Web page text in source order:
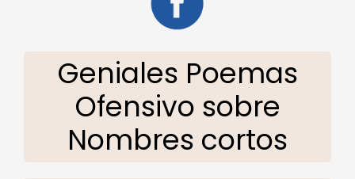
Geniales Poemas
Ofensivo sobre
Nombres cortos